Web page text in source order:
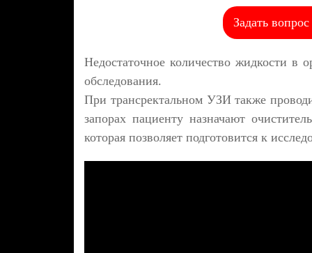
Задать
Недостаточное количество жидкости в
обследования.
При трансректальном УЗИ также
запорах пациенту назначают
которая позволяет подготовится к